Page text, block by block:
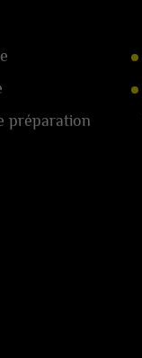
préparation